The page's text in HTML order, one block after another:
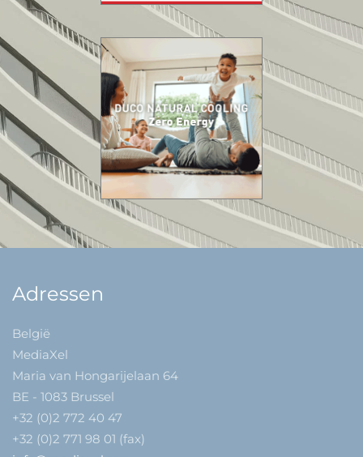
Adressen
België
MediaXel
Maria van Hongarijelaan 64
BE - 1083 Brussel
+32 (0)2 772 40 47
+32 (0)2 771 98 01 (fax)